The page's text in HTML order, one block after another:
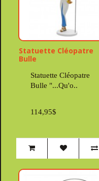
Statuette Cléopatre
Bulle
Statuette Cléopatre
Bulle "...Qu'o..
114,95$